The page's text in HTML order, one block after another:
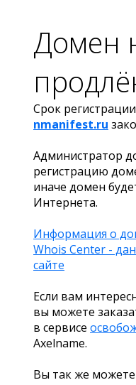
Домен
Срок
nmanifest.ru
Администратор
регистрацию
иначе домен
Интернета.
Информация о
Whois Center -
сайте
Если вам
вы можете
в сервисе
Axelname.
Вы так же можете